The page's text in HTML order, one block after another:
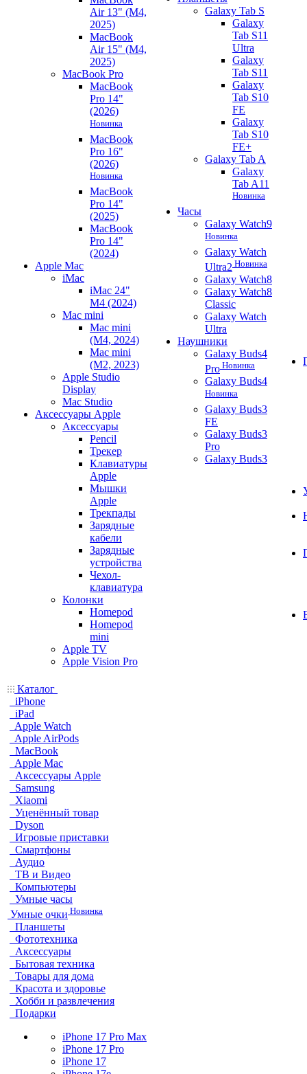
Air 13" (M4,
2025)
MacBook
Air 15" (M4,
2025)
MacBook Pro
MacBook
Pro 14"
(2026)
Новинка
MacBook
Pro 16"
(2026)
Новинка
MacBook
Pro 14"
(2025)
MacBook
Pro 14"
(2024)
Apple Mac
iMac
iMac 24"
M4 (2024)
Mac mini
Mac mini
(M4, 2024)
Mac mini
(M2, 2023)
Apple Studio
Display
Mac Studio
Аксессуары Apple
Аксессуары
Pencil
Трекер
Клавиатуры
Apple
Мышки
Apple
Трекпады
Зарядные
кабели
Зарядные
устройства
Чехол-
клавиатура
Колонки
Homepod
Homepod
mini
Apple TV
Apple Vision Pro
Galaxy Tab S
Galaxy
Tab S11
Ultra
Galaxy
Tab S11
Galaxy
Tab S10
FE
Galaxy
Tab S10
FE+
Galaxy Tab A
Galaxy
Tab A11
Новинка
Часы
Galaxy Watch9
Новинка
Galaxy Watch
Ultra2 Новинка
Galaxy Watch8
Galaxy Watch8
Classic
Galaxy Watch
Ultra
Наушники
Galaxy Buds4
Pro Новинка
Galaxy Buds4
Новинка
Galaxy Buds3
FE
Galaxy Buds3
Pro
Galaxy Buds3
Каталог
iPhone
iPad
Apple Watch
Apple AirPods
MacBook
Apple Mac
Аксессуары Apple
Samsung
Xiaomi
Уценённый товар
Dyson
Игровые приставки
Смартфоны
Аудио
ТВ и Видео
Компьютеры
Умные часы
Умные очки Новинка
Планшеты
Фототехника
Аксессуары
Бытовая техника
Товары для дома
Красота и здоровье
Хобби и развлечения
Подарки
iPhone 17 Pro Max
iPhone 17 Pro
iPhone 17